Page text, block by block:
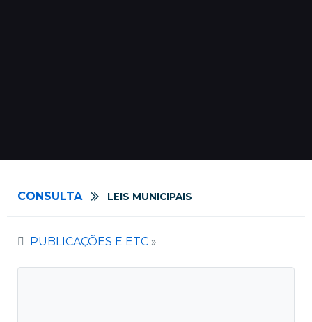
CONSULTA LEIS MUNICIPAIS
PUBLICAÇÕES E ETC »